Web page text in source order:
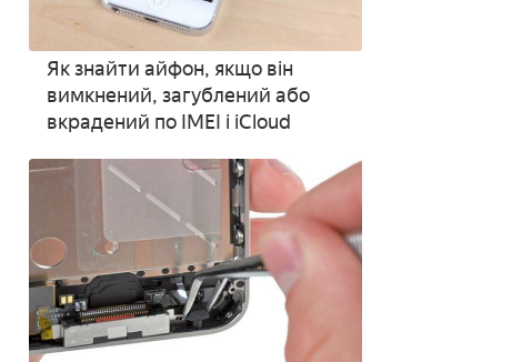
Як знайти айфон, якщо він
вимкнений, загублений або
вкрадений по IMEI і iCloud